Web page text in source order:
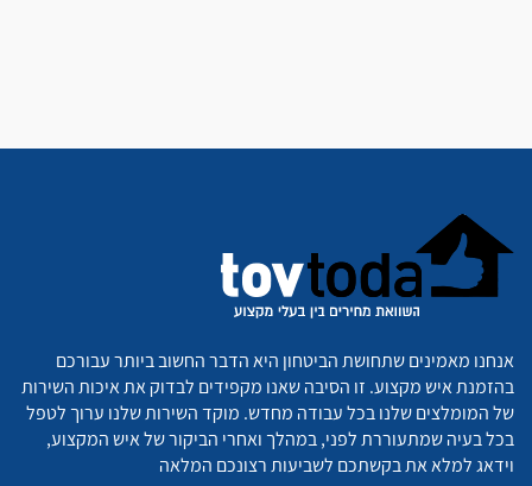
אנחנו מאמינים שתחושת הביטחון היא הדבר החשוב ביותר עבורכם
בהזמנת איש מקצוע. זו הסיבה שאנו מקפידים לבדוק את איכות השירות
של המומלצים שלנו בכל עבודה מחדש. מוקד השירות שלנו ערוך לטפל
בכל בעיה שמתעוררת לפני, במהלך ואחרי הביקור של איש המקצוע,
וידאג למלא את בקשתכם לשביעות רצונכם המלאה